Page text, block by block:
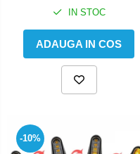
IN STOC
ADAUGA IN COS
-10%